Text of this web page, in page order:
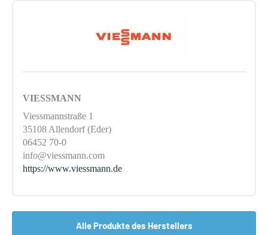
VIESSMANN
Viessmannstraße 1
35108 Allendorf (Eder)
06452 70-0
info@viessmann.com
https://www.viessmann.de
Alle Produkte des Herstellers